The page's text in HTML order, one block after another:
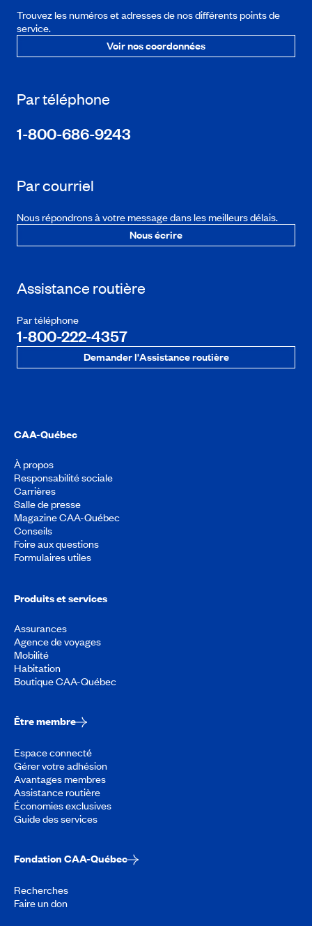
Trouvez les numéros et adresses de nos différents points de
service.
Voir nos coordonnées
Par téléphone
1-800-686-9243
Par courriel
Nous répondrons à votre message dans les meilleurs délais.
Nous écrire
Assistance routière
Par téléphone
1-800-222-4357
Demander l'Assistance routière
CAA-Québec
À propos
Responsabilité sociale
Carrières
Salle de presse
Magazine CAA-Québec
Conseils
Foire aux questions
Formulaires utiles
Produits et services
Assurances
Agence de voyages
Mobilité
Habitation
Boutique CAA-Québec
Être membre
Espace connecté
Gérer votre adhésion
Avantages membres
Assistance routière
Économies exclusives
Guide des services
Fondation CAA-Québec
Recherches
Faire un don